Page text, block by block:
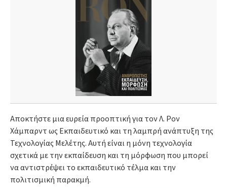
Αποκτήστε μια ευρεία προοπτική για τον Λ. Ρον
Χάμπαρντ ως Εκπαιδευτικό και τη λαμπρή ανάπτυξη της
Τεχνολογίας Μελέτης. Αυτή είναι η μόνη τεχνολογία
σχετικά με την εκπαίδευση και τη μόρφωση που μπορεί
να αντιστρέψει το εκπαιδευτικό τέλμα και την
πολιτισμική παρακμή.